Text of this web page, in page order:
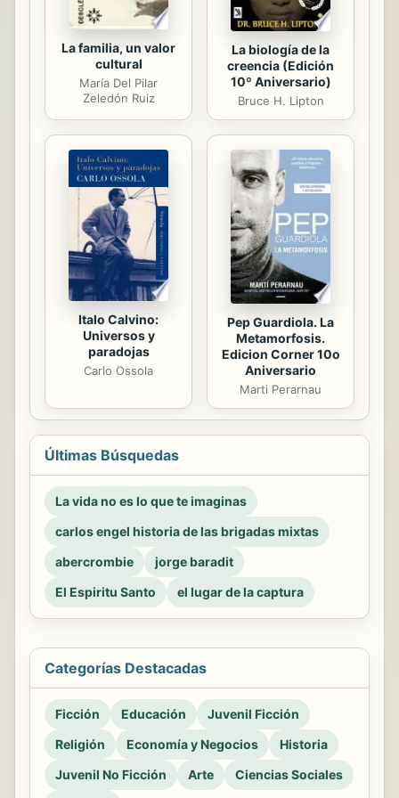
La familia, un valor
cultural
María Del Pilar
Zeledón Ruiz
La biología de la
creencia (Edición
10º Aniversario)
Bruce H. Lipton
Italo Calvino:
Universos y
paradojas
Carlo Ossola
Pep Guardiola. La
Metamorfosis.
Edicion Corner 10o
Aniversario
Marti Perarnau
Últimas Búsquedas
La vida no es lo que te imaginas
carlos engel historia de las brigadas mixtas
abercrombie
jorge baradit
El Espiritu Santo
el lugar de la captura
Categorías Destacadas
Ficción Educación
Juvenil Ficción
Religión
Economía y Negocios
Historia
Juvenil No Ficción
Arte
Ciencias Sociales